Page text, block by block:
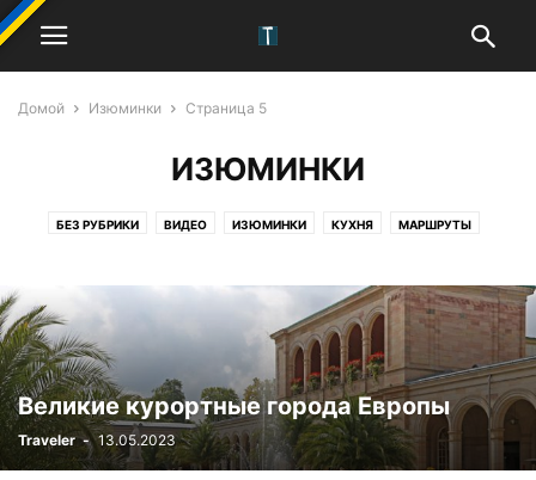
Домой Изюминки Страница 5
ИЗЮМИНКИ
БЕЗ РУБРИКИ ВИДЕО ИЗЮМИНКИ КУХНЯ МАРШРУТЫ
Великие курортные города Европы
Traveler - 13.05.2023